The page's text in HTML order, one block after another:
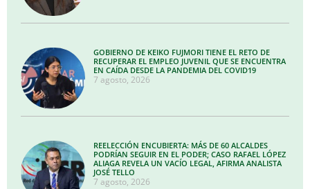
GOBIERNO DE KEIKO FUJMORI TIENE EL RETO DE
RECUPERAR EL EMPLEO JUVENIL QUE SE ENCUENTRA
EN CAÍDA DESDE LA PANDEMIA DEL COVID19
7 agosto, 2026
REELECCIÓN ENCUBIERTA: MÁS DE 60 ALCALDES
PODRÍAN SEGUIR EN EL PODER; CASO RAFAEL LÓPEZ
ALIAGA REVELA UN VACÍO LEGAL, AFIRMA ANALISTA
JOSÉ TELLO
7 agosto, 2026